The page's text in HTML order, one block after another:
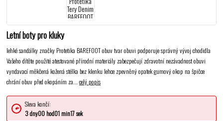
Letní boty pro kluky
lehké sandálky značky Protetika BAREFOOT obuv tvar obuvi podporuje správný vývoj chodidla
Vašeho dítěte použité atestované přírodní materiály zabezpečují zdravotní nezávadnost obuvi
vyndavací měkčená kožená stélka bez klenku lehce zpevněný opatek gumový okop na špičce
chrání obuv před okopáním za...celý popis
Sleva končí:
3dny00hod01min17sek